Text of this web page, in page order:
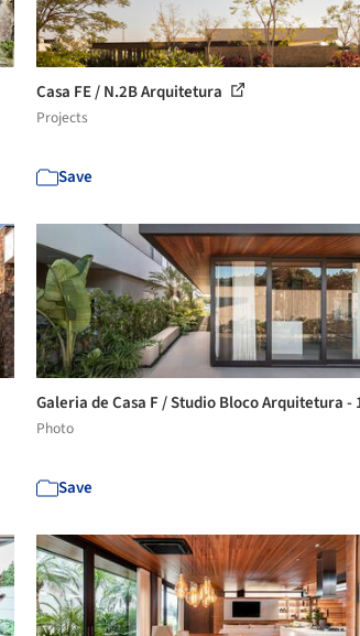
Casa FE / N.2B Arquitetura
Projects
Save
Galeria de Casa F / Studio Bloco Arquitetura -
Photo
Save